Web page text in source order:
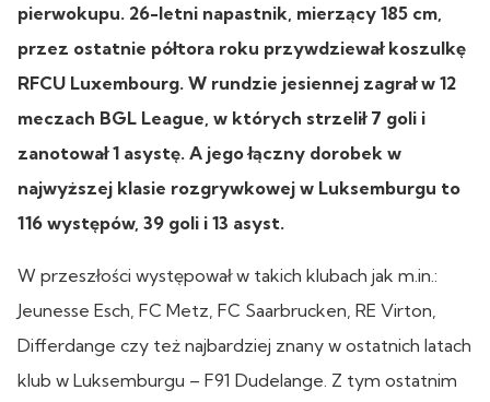
pierwokupu. 26-letni napastnik, mierzący 185 cm,
przez ostatnie półtora roku przywdziewał koszulkę
RFCU Luxembourg. W rundzie jesiennej zagrał w 12
meczach BGL League, w których strzelił 7 goli i
zanotował 1 asystę. A jego łączny dorobek w
najwyższej klasie rozgrywkowej w Luksemburgu to
116 występów, 39 goli i 13 asyst.
W przeszłości występował w takich klubach jak m.in.:
Jeunesse Esch, FC Metz, FC Saarbrucken, RE Virton,
Differdange czy też najbardziej znany w ostatnich latach
klub w Luksemburgu – F91 Dudelange. Z tym ostatnim